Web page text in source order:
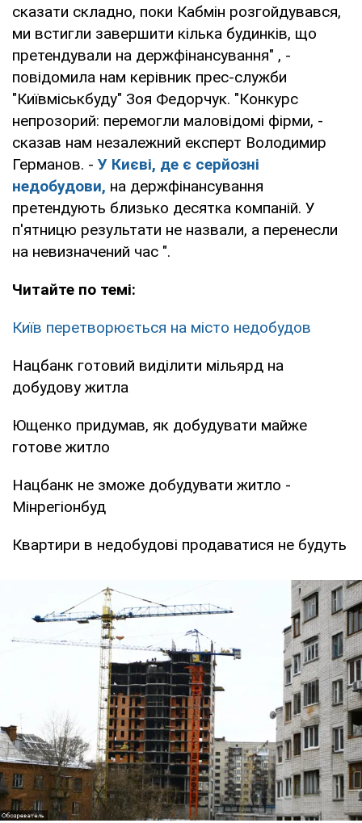
сказати складно, поки Кабмін розгойдувався,
ми встигли завершити кілька будинків, що
претендували на держфінансування" , -
повідомила нам керівник прес-служби
"Київміськбуду" Зоя Федорчук. "Конкурс
непрозорий: перемогли маловідомі фірми, -
сказав нам незалежний експерт Володимир
Германов. - У Києві, де є серйозні
недобудови, на держфінансування
претендують близько десятка компаній. У
п'ятницю результати не назвали, а перенесли
на невизначений час ".
Читайте по темі:
Київ перетворюється на місто недобудов
Нацбанк готовий виділити мільярд на
добудову житла
Ющенко придумав, як добудувати майже
готове житло
Нацбанк не зможе добудувати житло -
Мінрегіонбуд
Квартири в недобудові продаватися не будуть